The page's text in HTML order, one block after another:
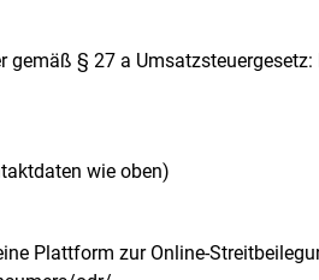
§ 27 a Umsatzsteuergesetz:
wie oben)
Plattform zur Online-